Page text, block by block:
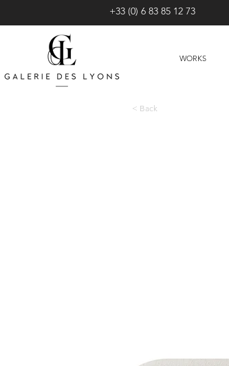
+33 (0) 6 83 85 12 73
WORKS
< Back